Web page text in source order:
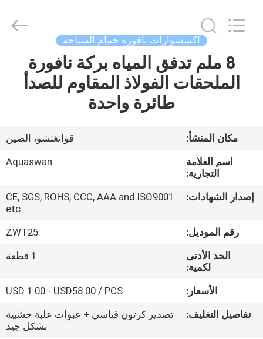
الصفحة
الرئيسية
معلومات
المعمل
مراقبة
الجودة
اكسسوارات نافورة حمام السباحة
8 ملم تدفق المياه بركة نافورة
الملحقات الفولاذ المقاوم للصدأ
طائرة واحدة
مكان المنشأ:
قوانغتشو، الصين
اسم العلامة
التجارية:
Aquaswan
إصدار الشهادات:
CE, SGS, ROHS, CCC, AAA and ISO9001
etc
رقم الموديل:
ZWT25
الحد الأدنى
لكمية:
1 قطعة
الأسعار:
USD 1.00 - USD58.00 / PCS
تفاصيل التغليف:
تصدير كرتون قياسي + عبوات علبة خشبية
بشكل جيد